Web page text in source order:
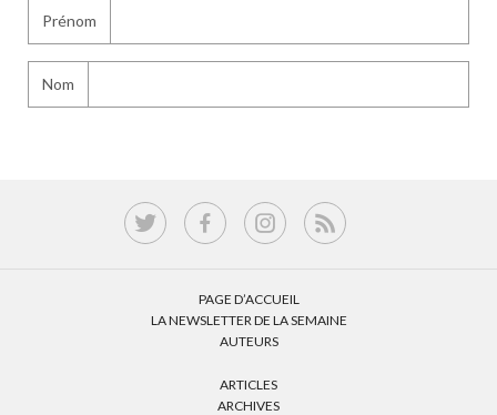
Prénom
Nom
PAGE D’ACCUEIL
LA NEWSLETTER DE LA SEMAINE
AUTEURS
ARTICLES
ARCHIVES